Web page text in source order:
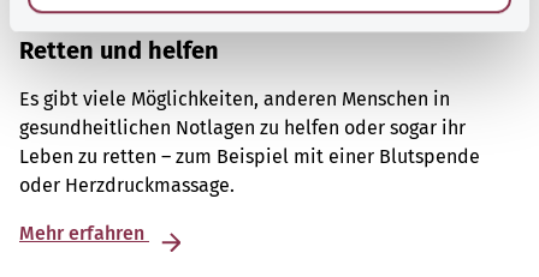
Retten und helfen
Es gibt viele Möglichkeiten, anderen Menschen in
gesundheitlichen Notlagen zu helfen oder sogar ihr
Leben zu retten – zum Beispiel mit einer Blutspende
oder Herzdruckmassage.
Mehr erfahren